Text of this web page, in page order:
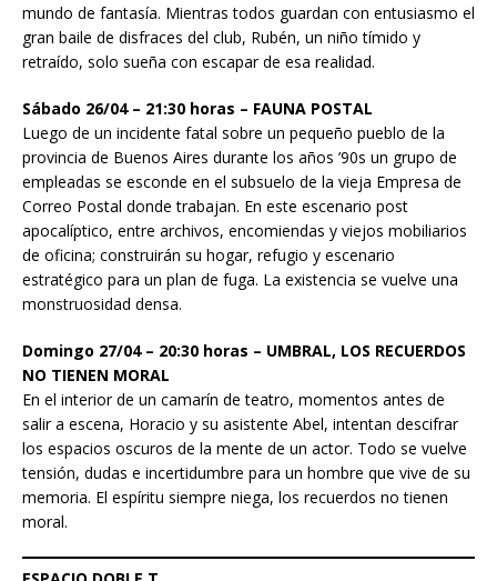
mundo de fantasía. Mientras todos guardan con entusiasmo el
gran baile de disfraces del club, Rubén, un niño tímido y
retraído, solo sueña con escapar de esa realidad.
Sábado 26/04 – 21:30 horas – FAUNA POSTAL
Luego de un incidente fatal sobre un pequeño pueblo de la
provincia de Buenos Aires durante los años ’90s un grupo de
empleadas se esconde en el subsuelo de la vieja Empresa de
Correo Postal donde trabajan. En este escenario post
apocalíptico, entre archivos, encomiendas y viejos mobiliarios
de oficina; construirán su hogar, refugio y escenario
estratégico para un plan de fuga. La existencia se vuelve una
monstruosidad densa.
Domingo 27/04 – 20:30 horas – UMBRAL, LOS RECUERDOS
NO TIENEN MORAL
En el interior de un camarín de teatro, momentos antes de
salir a escena, Horacio y su asistente Abel, intentan descifrar
los espacios oscuros de la mente de un actor. Todo se vuelve
tensión, dudas e incertidumbre para un hombre que vive de su
memoria. El espíritu siempre niega, los recuerdos no tienen
moral.